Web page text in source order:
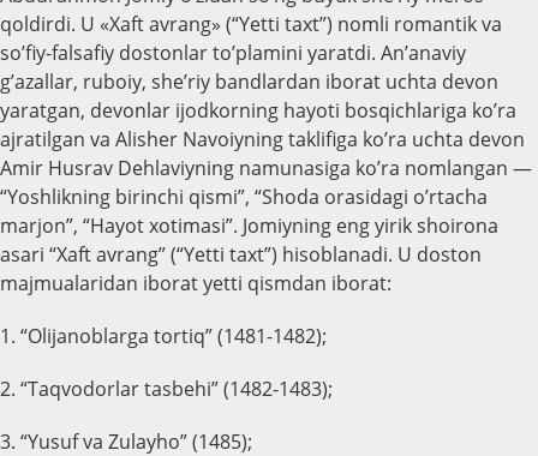
qoldirdi. U «Xaft avrang» (“Yetti taxt”) nomli romantik va
so’fiy-falsafiy dostonlar to’plamini yaratdi. An’anaviy
g’azallar, ruboiy, she’riy bandlardan iborat uchta devon
yaratgan, devonlar ijodkorning hayoti bosqichlariga ko’ra
ajratilgan va Alisher Navoiyning taklifiga ko’ra uchta devon
Amir Husrav Dehlaviyning namunasiga ko’ra nomlangan —
“Yoshlikning birinchi qismi”, “Shoda orasidagi o’rtacha
marjon”, “Hayot xotimasi”. Jomiyning eng yirik shoirona
asari “Xaft avrang” (“Yetti taxt”) hisoblanadi. U doston
majmualaridan iborat yetti qismdan iborat:
1. “Olijanoblarga tortiq” (1481-1482);
2. “Taqvodorlar tasbehi” (1482-1483);
3. “Yusuf va Zulayho” (1485);